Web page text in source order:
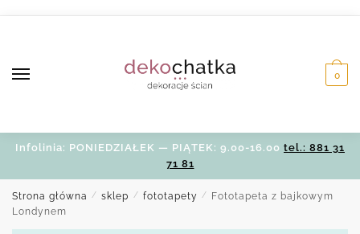
0
Infolinia: PONIEDZIAŁEK — PIĄTEK: 9.00-16.00 tel.: 881 31
71 81
Strona główna / sklep / fototapety /
Fototapeta z bajkowym
Londynem